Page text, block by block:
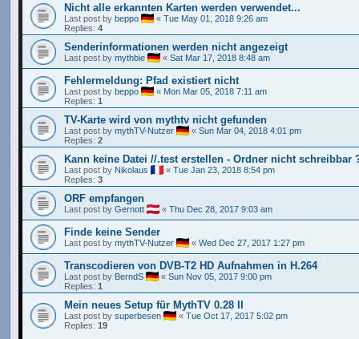
Nicht alle erkannten Karten werden verwendet...
Last post by beppo « Tue May 01, 2018 9:26 am
Replies: 4
Senderinformationen werden nicht angezeigt
Last post by mythbie « Sat Mar 17, 2018 8:48 am
Fehlermeldung: Pfad existiert nicht
Last post by beppo « Mon Mar 05, 2018 7:11 am
Replies: 1
TV-Karte wird von mythtv nicht gefunden
Last post by mythTV-Nutzer « Sun Mar 04, 2018 4:01 pm
Replies: 2
Kann keine Datei //.test erstellen - Ordner nicht schreibbar
Last post by Nikolaus « Tue Jan 23, 2018 8:54 pm
Replies: 3
ORF empfangen
Last post by Gernott « Thu Dec 28, 2017 9:03 am
Finde keine Sender
Last post by mythTV-Nutzer « Wed Dec 27, 2017 1:27 pm
Transcodieren von DVB-T2 HD Aufnahmen in H.264
Last post by BerndS « Sun Nov 05, 2017 9:00 pm
Replies: 1
Mein neues Setup für MythTV 0.28 II
Last post by superbesen « Tue Oct 17, 2017 5:02 pm
Replies: 19